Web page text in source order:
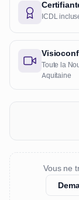
ICDL
Toute la
Aquitaine
Vous ne